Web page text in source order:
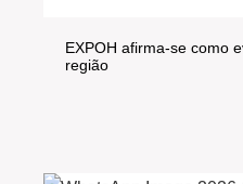
EXPOH afirma-se como
região